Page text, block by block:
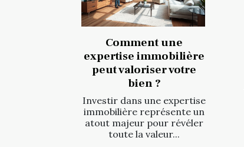
Comment une
expertise immobilière
peut valoriser votre
bien ?
Investir dans une expertise
immobilière représente un
atout majeur pour révéler
toute la valeur...